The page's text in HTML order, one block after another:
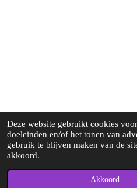
Deze website gebruikt cookies
doeleinden en/of het tonen van
gebruik te blijven maken van de
akkoord.
Akkoord